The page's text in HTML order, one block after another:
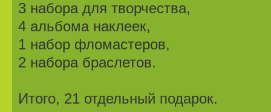
3 набора для творчества,
4 альбома наклеек,
1 набор фломастеров,
2 набора браслетов.
Итого, 21 отдельный подарок.